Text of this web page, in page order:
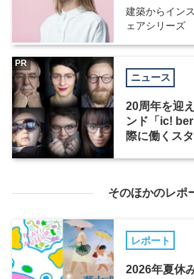
建築からイン
ェアシリーズ
ニュース
20周年を迎
ンド「ic!
際に働くス
PR
そのほかのレポ
レポート
2026年夏休